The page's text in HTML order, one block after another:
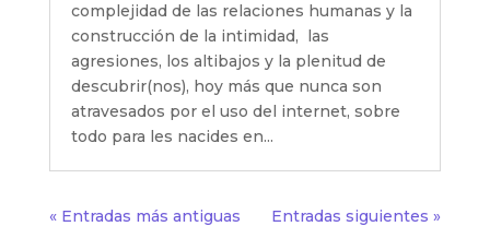
complejidad de las relaciones humanas y la
construcción de la intimidad, las
agresiones, los altibajos y la plenitud de
descubrir(nos), hoy más que nunca son
atravesados por el uso del internet, sobre
todo para les nacides en...
« Entradas más antiguas Entradas siguientes »